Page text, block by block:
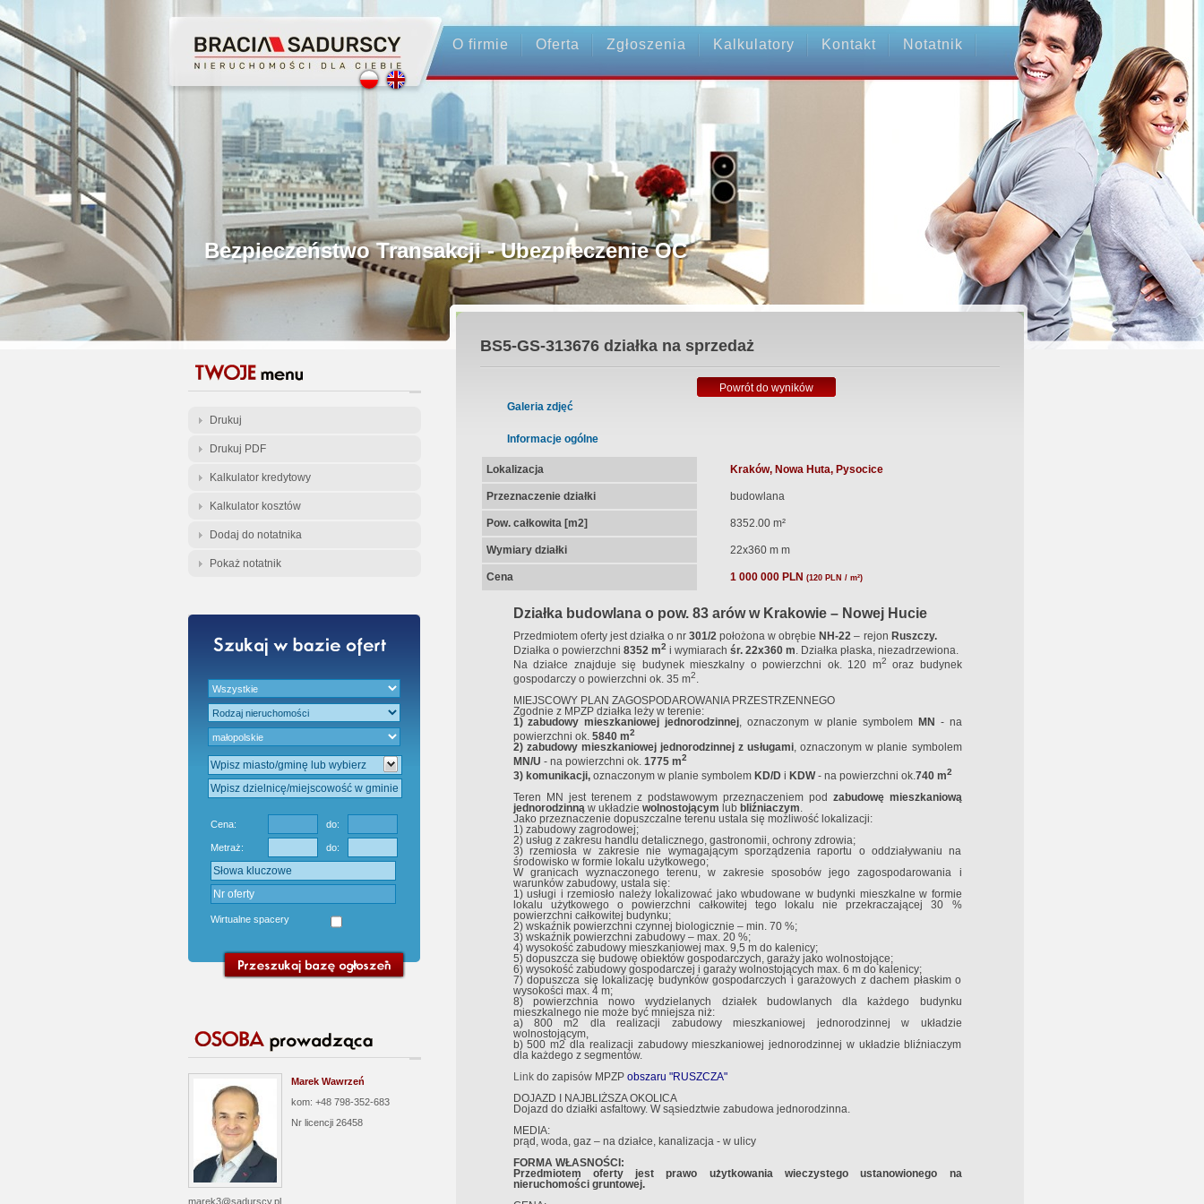
O firmie Oferta Zgłoszenia Kalkulatory Kontakt Notatnik
Profesjonalne Pośrednictwo
Bezpieczeństwo Transakcji - Ubezpieczenie OC
Licencjonowani Pośrednicy
Gwarancja Zwrotu Zadatku
Gratis - Przedwstępna Umowa Notarialna
Drukuj
Drukuj PDF
Kalkulator kredytowy
Kalkulator kosztów
Dodaj do notatnika
Pokaż notatnik
Cena: do:
Metraż: do:
Wirtualne spacery
Marek Wawrzeń
kom: +48 798-352-683
Nr licencji 26458
marek3@sadurscy.pl
BS5-GS-313676działka na sprzedaż
Powrót do wyników
Galeria zdjęć
Informacje ogólne
Lokalizacja Kraków, Nowa Huta, Pysocice
Przeznaczenie działki budowlana
Pow. całkowita [m2] 8352.00 m²
Wymiary działki 22x360 m m
Cena 1 000 000 PLN (120 PLN / m²)
Działka budowlana o pow. 83 arów w Krakowie – Nowej Hucie
Przedmiotem oferty jest działka o nr 301/2 położona w obrębie NH-22 – rejon Ruszczy.
Działka o powierzchni 8352 m2i wymiarach śr. 22x360 m. Działka płaska, niezadrzewiona.
Na działce znajduje się budynek mieszkalny o powierzchni ok. 120 m2
oraz budynek
gospodarczy o powierzchni ok. 35 m2.
MIEJSCOWY PLAN ZAGOSPODAROWANIA PRZESTRZENNEGO
Zgodnie z MPZP działka leży w terenie:
1) zabudowy mieszkaniowej jednorodzinnej, oznaczonym w planie symbolem MN - na
powierzchni ok.5840 m2
2) zabudowy mieszkaniowej jednorodzinnej z usługami, oznaczonym w planie symbolem
MN/U - na powierzchni ok. 1775 m2
3) komunikacji, oznaczonym w planie symbolemKD/D i KDW- na powierzchni ok.740 m2
Teren MN jest terenem z podstawowym przeznaczeniem pod zabudowę mieszkaniową
jednorodzinnąw układzie wolnostojącym lub bliźniaczym.
Jako przeznaczenie dopuszczalne terenu ustala się możliwość lokalizacji:
1) zabudowy zagrodowej;
2) usług z zakresu handlu detalicznego, gastronomii, ochrony zdrowia;
3) rzemiosła w zakresie nie wymagającym sporządzenia raportu o oddziaływaniu na
środowisko w formie lokalu użytkowego;
W granicach wyznaczonego terenu, w zakresie sposobów jego zagospodarowania i
warunków zabudowy, ustala się:
1) usługi i rzemiosło należy lokalizować jako wbudowane w budynki mieszkalne w formie
lokalu użytkowego o powierzchni całkowitej tego lokalu nie przekraczającej 30 %
powierzchni całkowitej budynku;
2) wskaźnik powierzchni czynnej biologicznie – min. 70 %;
3) wskaźnik powierzchni zabudowy – max. 20 %;
4) wysokość zabudowy mieszkaniowej max. 9,5 m do kalenicy;
5) dopuszcza się budowę obiektów gospodarczych, garaży jako wolnostojące;
6) wysokość zabudowy gospodarczej i garaży wolnostojących max. 6 m do kalenicy;
7) dopuszcza się lokalizację budynków gospodarczych i garażowych z dachem płaskim o
wysokości max. 4 m;
8) powierzchnia nowo wydzielanych działek budowlanych dla każdego budynku
mieszkalnego nie może być mniejsza niż:
a) 800 m2 dla realizacji zabudowy mieszkaniowej jednorodzinnej w układzie
wolnostojącym,
b) 500 m2 dla realizacji zabudowy mieszkaniowej jednorodzinnej w układzie bliźniaczym
dla każdego z segmentów.
Linkdo zapisów MPZP obszaru "RUSZCZA"
DOJAZD I NAJBLIŻSZA OKOLICA
Dojazd do działki asfaltowy. W sąsiedztwie zabudowa jednorodzinna.
MEDIA:
prąd, woda, gaz – na działce, kanalizacja - w ulicy
FORMA WŁASNOŚCI:
Przedmiotem oferty jest prawo użytkowania wieczystego ustanowionego na
nieruchomości gruntowej.